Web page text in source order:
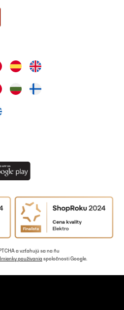
a vzťahujú sa na ňu
používania spoločnosti Google.